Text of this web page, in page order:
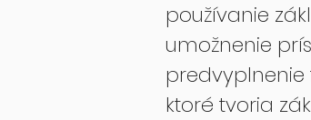
používanie
umožnenie
predvyplnenie
ktoré tvoria